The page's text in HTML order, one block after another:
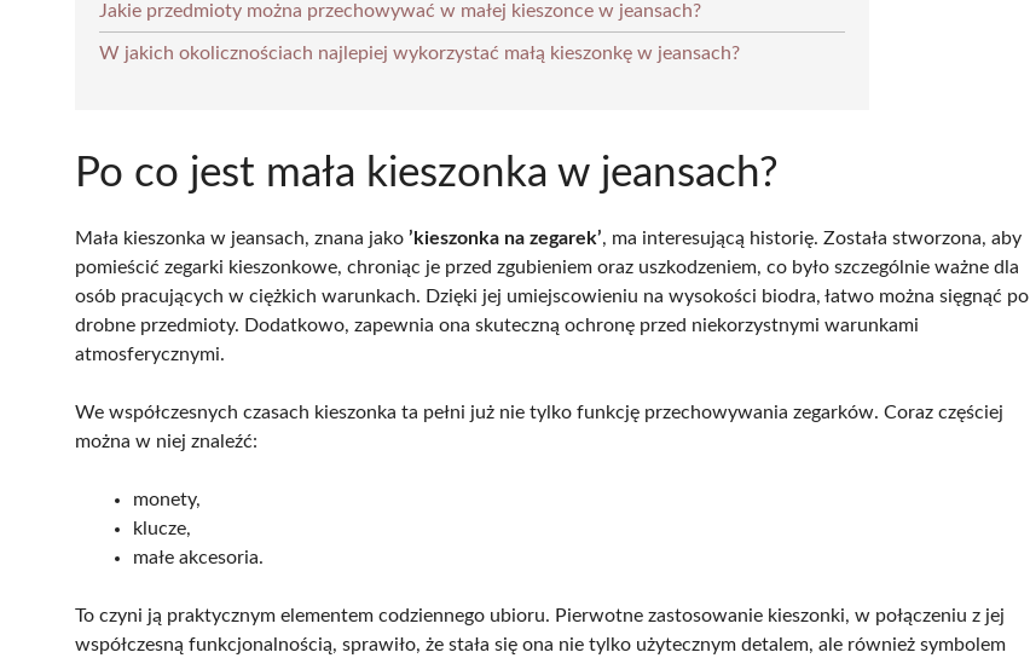
Jakie przedmioty można przechowywać w małej kieszonce w jeansach?
W jakich okolicznościach najlepiej wykorzystać małą kieszonkę w jeansach?
Po co jest mała kieszonka w jeansach?
Mała kieszonka w jeansach, znana jako ’kieszonka na zegarek’, ma interesującą historię. Została stworzona, aby
pomieścić zegarki kieszonkowe, chroniąc je przed zgubieniem oraz uszkodzeniem, co było szczególnie ważne dla
osób pracujących w ciężkich warunkach. Dzięki jej umiejscowieniu na wysokości biodra, łatwo można sięgnąć po
drobne przedmioty. Dodatkowo, zapewnia ona skuteczną ochronę przed niekorzystnymi warunkami
atmosferycznymi.
We współczesnych czasach kieszonka ta pełni już nie tylko funkcję przechowywania zegarków. Coraz częściej
można w niej znaleźć:
monety,
klucze,
małe akcesoria.
To czyni ją praktycznym elementem codziennego ubioru. Pierwotne zastosowanie kieszonki, w połączeniu z jej
współczesną funkcjonalnością, sprawiło, że stała się ona nie tylko użytecznym detalem, ale również symbolem